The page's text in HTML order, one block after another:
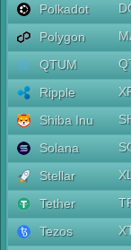
Polkadot
Polygon
QTUM
Ripple
Shiba Inu
Solana
Stellar
Tether
Tezos